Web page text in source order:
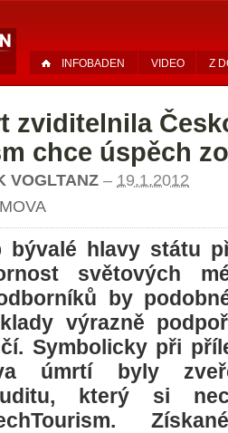
INFOBADEN VIDEO Z
zviditelnila
chce úspěch
VOGLTANZ – 19.1.2012
bývalé hlavy státu
světových
by
výrazně
Symbolicky při
úmrtí byly
který si